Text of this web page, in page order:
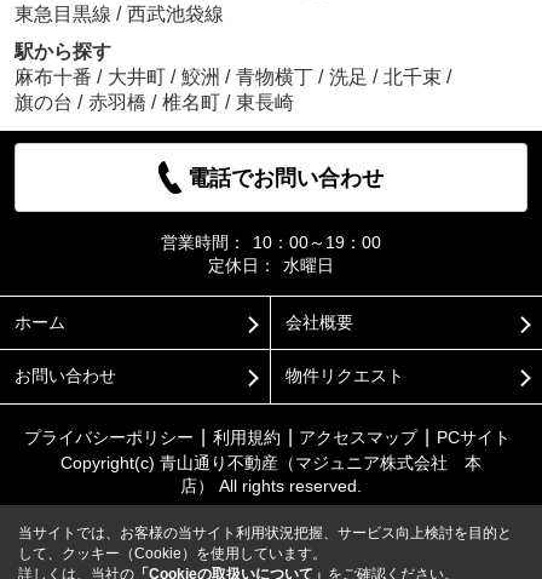
東急目黒線 / 西武池袋線
駅から探す
麻布十番 / 大井町 / 鮫洲 / 青物横丁 / 洗足 / 北千束 /
旗の台 / 赤羽橋 / 椎名町 / 東長崎
電話でお問い合わせ
営業時間：
10：00～19：00
定休日：
水曜日
ホーム 会社概要
お問い合わせ 物件リクエスト
プライバシーポリシー 利用規約 アクセスマップ
PCサイト
Copyright(c) 青山通り不動産（マジュニア株式会社 本
店） All rights reserved.
当サイトでは、お客様の当サイト利用状況把握、サービス向上検討を目的と
して、クッキー（Cookie）を使用しています。
詳しくは、当社の 「Cookieの取扱いについて」 をご確認ください。